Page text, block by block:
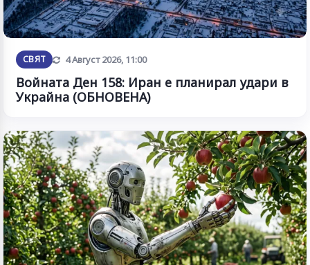
СВЯТ Обновена
4 Август 2026, 11:00
Войната Ден 158: Иран е планирал удари в
Украйна (ОБНОВЕНА)